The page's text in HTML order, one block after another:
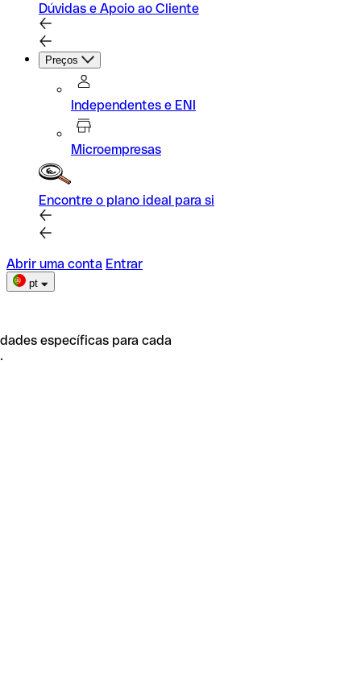
Dúvidas e Apoio ao Cliente
Preços
Independentes e ENI
Microempresas
Encontre o plano ideal para si
Abrir uma conta Entrar
pt
específicas para cada